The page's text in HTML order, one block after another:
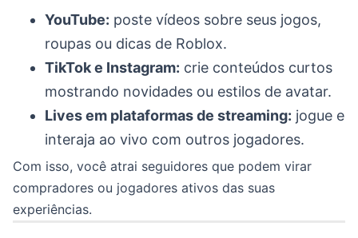
YouTube: poste vídeos sobre seus jogos,
roupas ou dicas de Roblox.
TikTok e Instagram: crie conteúdos curtos
mostrando novidades ou estilos de avatar.
Lives em plataformas de streaming: jogue e
interaja ao vivo com outros jogadores.
Com isso, você atrai seguidores que podem virar
compradores ou jogadores ativos das suas
experiências.